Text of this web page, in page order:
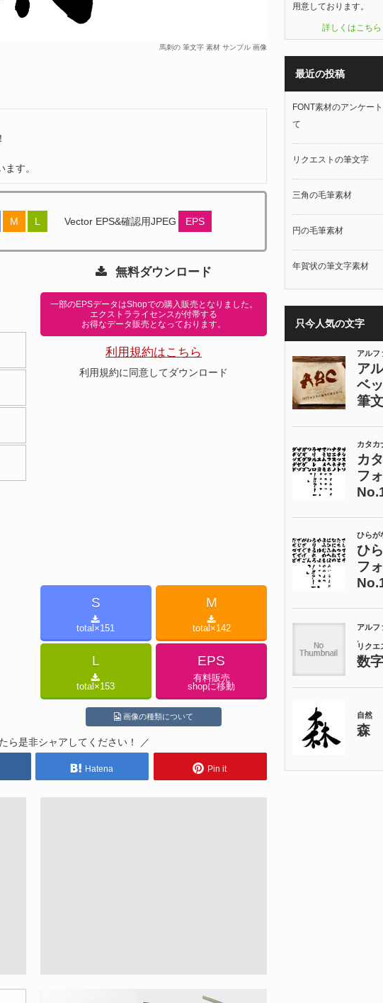
馬刺の 筆文字 素材 サンプル 画像
す。
M L Vector EPS&確認用JPEG EPS
無料ダウンロード
一部のEPSデータはShopでの購入販売となりました。
エクストラライセンスが付帯する
お得なデータ販売となっております。
利用規約はこちら
利用規約に同意してダウンロード
S
total×151
M
total×142
L
total×153
EPS
有料販売
shopに移動
画像の種類について
ら是非シャアしてください！ ／
Hatena Pin it
用意しております。
詳しくはこちら
最近の投稿
FONT素材のアンケー
て
リクエストの筆文字
三角の毛筆素材
円の毛筆素材
年賀状の筆文字素材
只今人気の文字